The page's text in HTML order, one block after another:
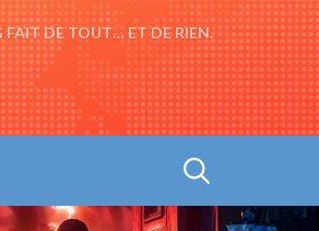
FAIT DE TOUT… ET DE RIEN.